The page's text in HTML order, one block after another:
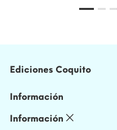
Ediciones Coquito
Información
Información